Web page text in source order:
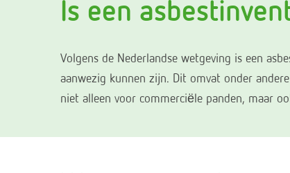
Is een
Volgens de Nederlandse wetgeving is een
aanwezig kunnen zijn. Dit omvat onder
niet alleen voor commerciële panden, maar